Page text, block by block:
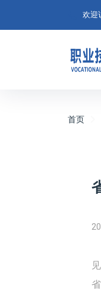
欢迎
首页